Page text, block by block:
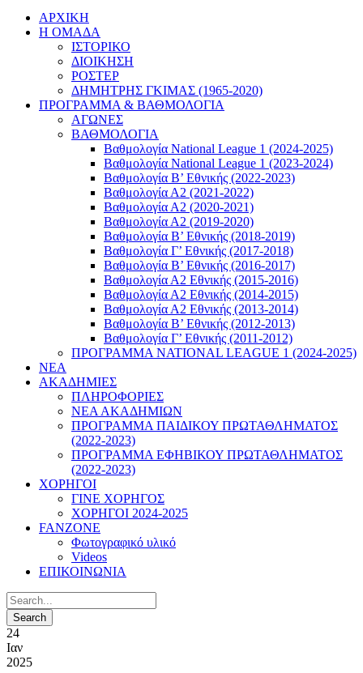
ΑΡΧΙΚΗ
Η ΟΜΑΔΑ
ΙΣΤΟΡΙΚΟ
ΔΙΟΙΚΗΣΗ
ΡΟΣΤΕΡ
ΔΗΜΗΤΡΗΣ ΓΚΙΜΑΣ (1965-2020)
ΠΡΟΓΡΑΜΜΑ & ΒΑΘΜΟΛΟΓΙΑ
ΑΓΩΝΕΣ
ΒΑΘΜΟΛΟΓΙΑ
Βαθμολογία National League 1 (2024-2025)
Βαθμολογία National League 1 (2023-2024)
Βαθμολογία Β’ Εθνικής (2022-2023)
Βαθμολογία Α2 (2021-2022)
Βαθμολογία Α2 (2020-2021)
Βαθμολογία Α2 (2019-2020)
Βαθμολογία B’ Εθνικής (2018-2019)
Βαθμολογία Γ’ Εθνικής (2017-2018)
Βαθμολογία Β’ Εθνικής (2016-2017)
Βαθμολογία Α2 Εθνικής (2015-2016)
Βαθμολογία Α2 Εθνικής (2014-2015)
Βαθμολογία Α2 Εθνικής (2013-2014)
Βαθμολογία Β’ Εθνικής (2012-2013)
Βαθμολογία Γ’ Εθνικής (2011-2012)
ΠΡΟΓΡΑΜΜΑ NATIONAL LEAGUE 1 (2024-2025)
ΝΕΑ
ΑΚΑΔΗΜΙΕΣ
ΠΛΗΡΟΦΟΡΙΕΣ
ΝΕΑ ΑΚΑΔΗΜΙΩΝ
ΠΡΟΓΡΑΜΜΑ ΠΑΙΔΙΚΟΥ ΠΡΩΤΑΘΛΗΜΑΤΟΣ
(2022-2023)
ΠΡΟΓΡΑΜΜΑ ΕΦΗΒΙΚΟΥ ΠΡΩΤΑΘΛΗΜΑΤΟΣ
(2022-2023)
ΧΟΡΗΓΟΙ
ΓΙΝΕ ΧΟΡΗΓΟΣ
ΧΟΡΗΓΟΙ 2024-2025
FANZONE
Φωτογραφικό υλικό
Videos
ΕΠΙΚΟΙΝΩΝΙΑ
24
Ιαν
2025